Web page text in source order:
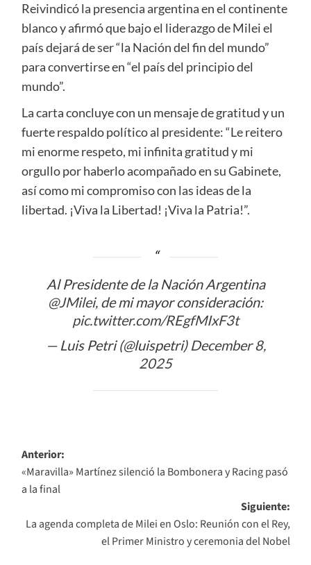
Reivindicó la presencia argentina en el continente
blanco y afirmó que bajo el liderazgo de Milei el
país dejará de ser “la Nación del fin del mundo”
para convertirse en “el país del principio del
mundo”.
La carta concluye con un mensaje de gratitud y un
fuerte respaldo político al presidente: “Le reitero
mi enorme respeto, mi infinita gratitud y mi
orgullo por haberlo acompañado en su Gabinete,
así como mi compromiso con las ideas de la
libertad. ¡Viva la Libertad! ¡Viva la Patria!”.
Al Presidente de la Nación Argentina
@JMilei, de mi mayor consideración:
pic.twitter.com/REgfMIxF3t
— Luis Petri (@luispetri) December 8,
2025
Navegación
de
entradas
Anterior:
«Maravilla» Martínez silenció la Bombonera y Racing pasó
a la final
Siguiente:
La agenda completa de Milei en Oslo: Reunión con el Rey,
el Primer Ministro y ceremonia del Nobel